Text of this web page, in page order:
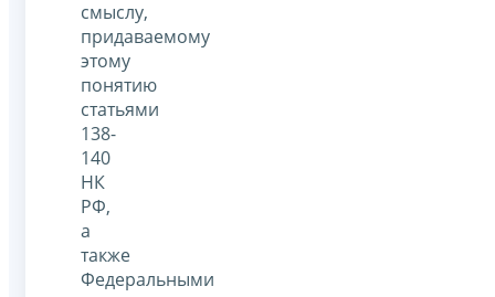
смыслу,
придаваемому
этому
понятию
статьями
138-
140
НК
РФ,
а
также
Федеральными